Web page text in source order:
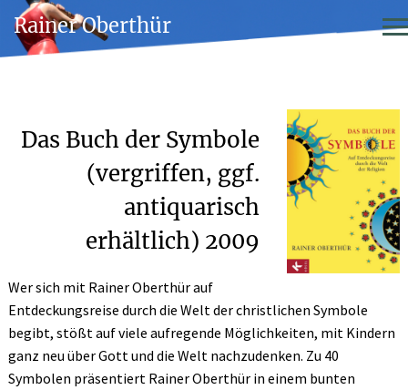
Rainer Oberthür
Das Buch der Symbole
(vergriffen, ggf.
antiquarisch
erhältlich) 2009
Wer sich mit Rainer Oberthür auf
Entdeckungsreise durch die Welt der christlichen Symbole
begibt, stößt auf viele aufregende Möglichkeiten, mit Kindern
ganz neu über Gott und die Welt nachzudenken. Zu 40
Symbolen präsentiert Rainer Oberthür in einem bunten